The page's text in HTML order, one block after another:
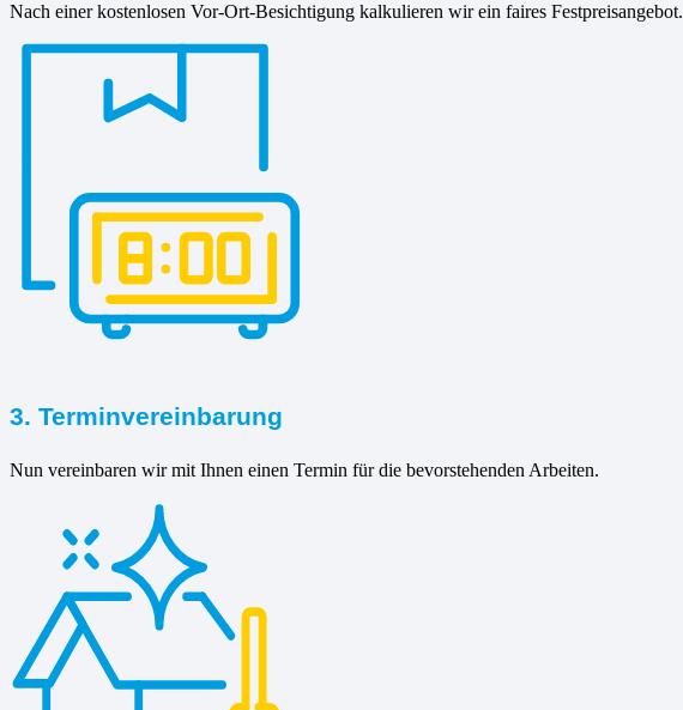
Nach einer kostenlosen Vor-Ort-Besichtigung kalkulieren wir ein faires Festpreisangebot.
3. Terminvereinbarung
Nun vereinbaren wir mit Ihnen einen Termin für die bevorstehenden Arbeiten.